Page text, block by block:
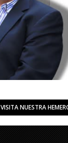
VISITA NUESTRA